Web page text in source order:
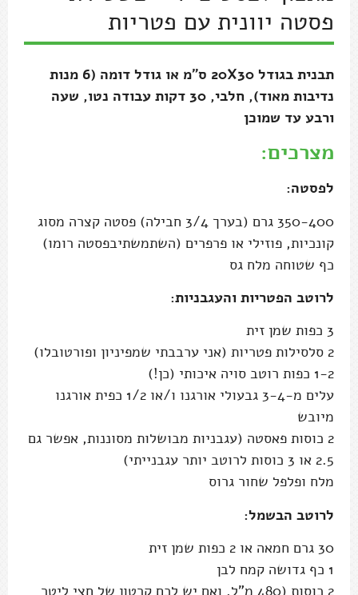
מצרכים:
350-400 גרם (בערך 3/4 חבילה) פסטה קצרה מסוג
קונכיות, פוזילי או פרפרים (השתמשתיבפסטה רומו)
2 סלסילות פטריות (אני ערבבתי שמפיניון ופורטובלו)
1-2 כפות רוטב סויה איכותי (כן!)
מיובש
2.5 או 3 כוסות לרוטב יותר עגבנייתי)
מלח ופלפל שחור גרוס
לרוטב הבשמל:
30 גרם חמאה או 2 כפות שמן זית
1 כף גדושה קמח לבן
2 כוסות (480 מ"ל, ואם יש לכם קרטון של חצי ליטר
אפשר להשתמש בכולו) חלב 3%
קורט אגוז מוסקט מגורר (לא חובה)
1/2 כפית מלח (בערך, הסבר בשלבי ההכנה)